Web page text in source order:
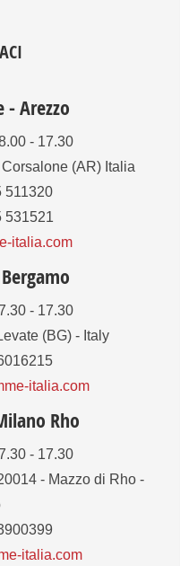
- Arezzo
- 17.30
(AR) Italia
511320
531521
italia.com
- 17.30
(BG) - Italy
italia.com
Rho
- 17.30
- Mazzo di Rho -
italia.com